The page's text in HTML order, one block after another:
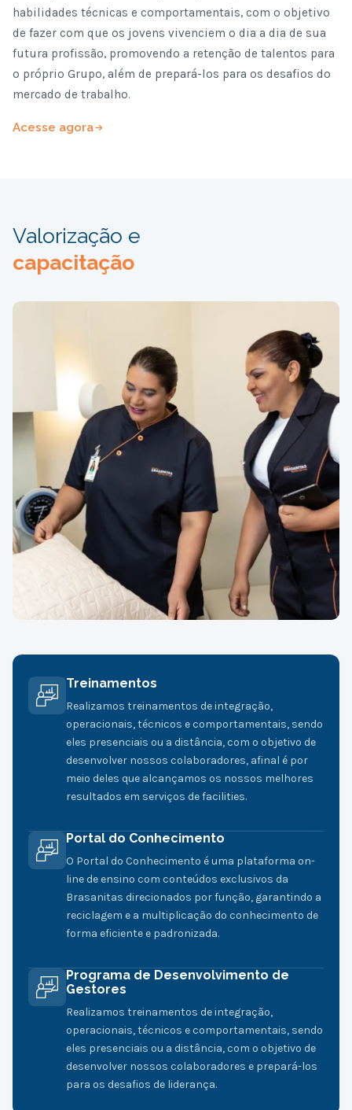
habilidades técnicas e comportamentais, com o objetivo
de fazer com que os jovens vivenciem o dia a dia de sua
futura profissão, promovendo a retenção de talentos para
o próprio Grupo, além de prepará-los para os desafios do
mercado de trabalho.
Acesse agora
Valorização e
capacitação
Treinamentos
Realizamos treinamentos de integração,
operacionais, técnicos e comportamentais, sendo
eles presenciais ou a distância, com o objetivo de
desenvolver nossos colaboradores, afinal é por
meio deles que alcançamos os nossos melhores
resultados em serviços de facilities.
Portal do Conhecimento
O Portal do Conhecimento é uma plataforma on-
line de ensino com conteúdos exclusivos da
Brasanitas direcionados por função, garantindo a
reciclagem e a multiplicação do conhecimento de
forma eficiente e padronizada.
Programa de Desenvolvimento de
Gestores
Realizamos treinamentos de integração,
operacionais, técnicos e comportamentais, sendo
eles presenciais ou a distância, com o objetivo de
desenvolver nossos colaboradores e prepará-los
para os desafios de liderança.